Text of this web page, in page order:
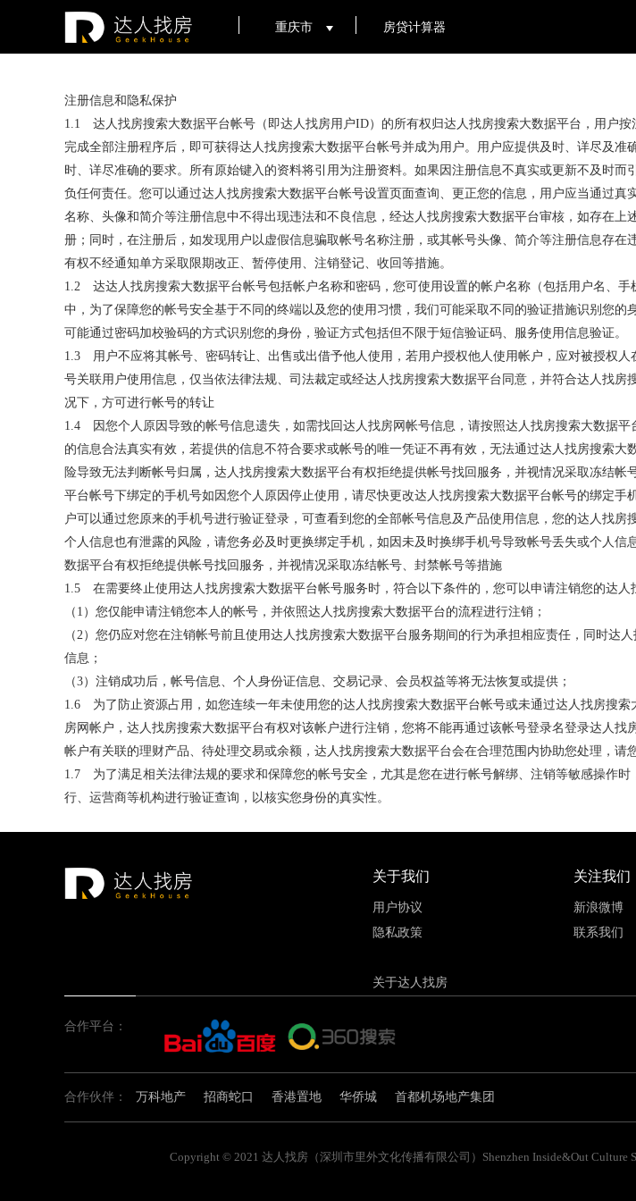
重庆市 房贷计算器
注册信息和隐私保护
1.1 达人找房搜索大数据平台帐号（即达人找房用户ID）的所有权归达人找房搜索大数据平台，用户按
完成全部注册程序后，即可获得达人找房搜索大数据平台帐号并成为用户。用户应提供及时、详尽及准
时、详尽准确的要求。所有原始键入的资料将引用为注册资料。如果因注册信息不真实或更新不及时而
负任何责任。您可以通过达人找房搜索大数据平台帐号设置页面查询、更正您的信息，用户应当通过真
名称、头像和简介等注册信息中不得出现违法和不良信息，经达人找房搜索大数据平台审核，如存在上
册；同时，在注册后，如发现用户以虚假信息骗取帐号名称注册，或其帐号头像、简介等注册信息存在
有权不经通知单方采取限期改正、暂停使用、注销登记、收回等措施。
1.2 达达人找房搜索大数据平台帐号包括帐户名称和密码，您可使用设置的帐户名称（包括用户名、手
中，为了保障您的帐号安全基于不同的终端以及您的使用习惯，我们可能采取不同的验证措施识别您的
可能通过密码加校验码的方式识别您的身份，验证方式包括但不限于短信验证码、服务使用信息验证。
1.3 用户不应将其帐号、密码转让、出售或出借予他人使用，若用户授权他人使用帐户，应对被授权人
号关联用户使用信息，仅当依法律法规、司法裁定或经达人找房搜索大数据平台同意，并符合达人找房
况下，方可进行帐号的转让
1.4 因您个人原因导致的帐号信息遗失，如需找回达人找房网帐号信息，请按照达人找房搜索大数据
的信息合法真实有效，若提供的信息不符合要求或帐号的唯一凭证不再有效，无法通过达人找房搜索大
险导致无法判断帐号归属，达人找房搜索大数据平台有权拒绝提供帐号找回服务，并视情况采取冻结帐
平台帐号下绑定的手机号如因您个人原因停止使用，请尽快更改达人找房搜索大数据平台帐号的绑定手
户可以通过您原来的手机号进行验证登录，可查看到您的全部帐号信息及产品使用信息，您的达人找房
个人信息也有泄露的风险，请您务必及时更换绑定手机，如因未及时换绑手机号导致帐号丢失或个人信
数据平台有权拒绝提供帐号找回服务，并视情况采取冻结帐号、封禁帐号等措施
1.5 在需要终止使用达人找房搜索大数据平台帐号服务时，符合以下条件的，您可以申请注销您的达人
（1）您仅能申请注销您本人的帐号，并依照达人找房搜索大数据平台的流程进行注销；
（2）您仍应对您在注销帐号前且使用达人找房搜索大数据平台服务期间的行为承担相应责任，同时达
信息；
（3）注销成功后，帐号信息、个人身份证信息、交易记录、会员权益等将无法恢复或提供；
1.6 为了防止资源占用，如您连续一年未使用您的达人找房搜索大数据平台帐号或未通过达人找房搜
房网帐户，达人找房搜索大数据平台有权对该帐户进行注销，您将不能再通过该帐号登录名登录达人找
帐户有关联的理财产品、待处理交易或余额，达人找房搜索大数据平台会在合理范围内协助您处理，请
1.7 为了满足相关法律法规的要求和保障您的帐号安全，尤其是您在进行帐号解绑、注销等敏感操作时
行、运营商等机构进行验证查询，以核实您身份的真实性。
关于我们
用户协议
隐私政策
关于达人找房
关注我们
新浪微博
联系我们
合作平台：
合作伙伴： 万科地产 招商蛇口 香港置地 华侨城 首都机场地产集团
Copyright © 2021 达人找房（深圳市里外文化传播有限公司）Shenzhen Inside&Out Culture